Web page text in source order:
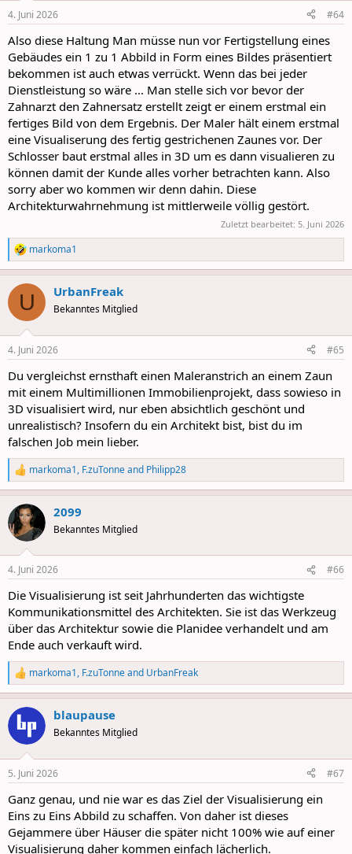
s
4. Juni 2026 #64
Also diese Haltung Man müsse nun vor Fertigstellung eines
Gebäudes ein 1 zu 1 Abbild in Form eines Bildes präsentiert
bekommen ist auch etwas verrückt. Wenn das bei jeder
Dienstleistung so wäre ... Man stelle sich vor bevor der
Zahnarzt den Zahnersatz erstellt zeigt er einem erstmal ein
fertiges Bild von dem Ergebnis. Der Maler hält einem erstmal
eine Visualiserung des fertig gestrichenen Zaunes vor. Der
Schlosser baut erstmal alles in 3D um es dann visualieren zu
können damit der Kunde alles vorher betrachten kann. Also
sorry aber wo kommen wir denn dahin. Diese
Architekturwahrnehmung ist mittlerweile völlig gestört.
Zuletzt bearbeitet: 5. Juni 2026
R
e
a
c
i
s
markoma1
U UrbanFreak
Bekanntes Mitglied
4. Juni 2026 #65
Du vergleichst ernsthaft einen Maleranstrich an einem Zaun
mit einem Multimillionen Immobilienprojekt, dass sowieso in
3D visualisiert wird, nur eben absichtlich geschönt und
unrealistisch? Insofern du ein Architekt bist, bist du im
falschen Job mein lieber.
R
e
a
c
t
i
s
markoma1, F.zuTonneand Philipp28
2099
Bekanntes Mitglied
4. Juni 2026 #66
Die Visualisierung ist seit Jahrhunderten das wichtigste
Kommunikationsmittel des Architekten. Sie ist das Werkzeug
über das Architektur sowie die Planidee verhandelt und am
Ende auch verkauft wird.
R
e
a
c
t
i
s
markoma1, F.zuTonneand UrbanFreak
blaupause
Bekanntes Mitglied
5. Juni 2026 #67
Ganz genau, und nie war es das Ziel der Visualisierung ein
Eins zu Eins Abbild zu schaffen. Von daher ist dieses
Gejammere über Häuser die später nicht 100% wie auf einer
Visualisierung daher kommen einfach lächerlich.